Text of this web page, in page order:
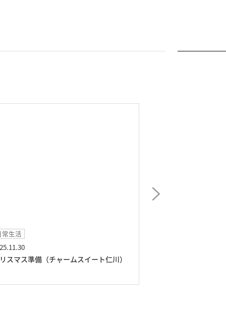
ムスイート仁川）
春の訪れ（チャームスイート仁川）